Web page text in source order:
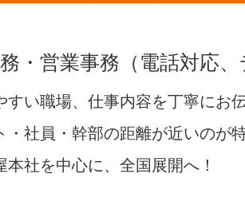
・営業事務（電話対応
すい職場、仕事内容を丁寧にお
・社員・幹部の距離が近いのが
本社を中心に、全国展開へ！